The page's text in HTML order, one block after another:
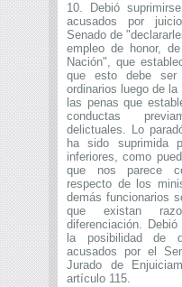
10. Debió
acusados por
Senado de
empleo de honor,
Nación", que
que esto debe ser
ordinarios luego de
las penas que
conductas
delictuales. Lo
ha sido suprimida
inferiores, como
que nos parece
respecto de los
demás funcionarios
que existan
diferenciación.
la posibilidad de
acusados por el
Jurado de
artículo 115.